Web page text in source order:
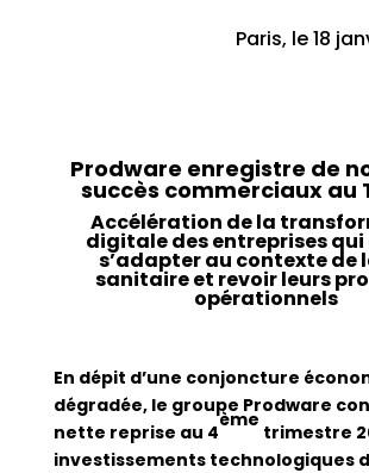
Paris, le 18
Prodware enregistre de
succès commerciaux au
Accélération de la
digitale des entreprises
s’adapter au contexte de
sanitaire et revoir leurs
opérationnels
En dépit d’une conjoncture
dégradée, le groupe Prodware
nette reprise au 4
ème
trimestre
investissements technologiques